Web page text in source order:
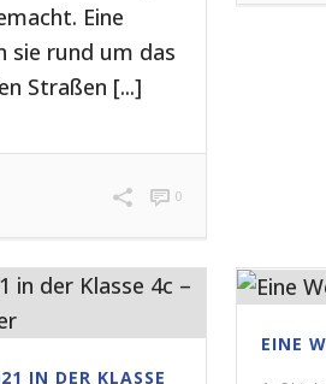
Eine
sie rund um das
Straßen [...]
0
IN DER KLASSE
EINE